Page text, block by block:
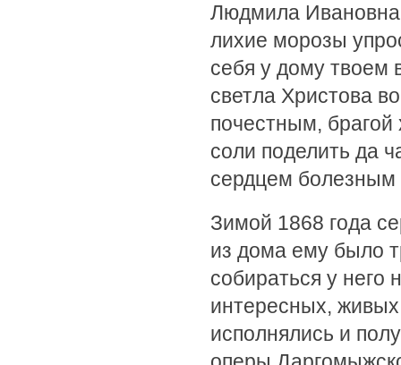
Людмила
лихие морозы
себя у дому твоем
светла Христова
почестным,
соли поделить да
сердцем болезным
Зимой 1868 года
из дома ему было
собираться у него
интересных,
исполнялись и